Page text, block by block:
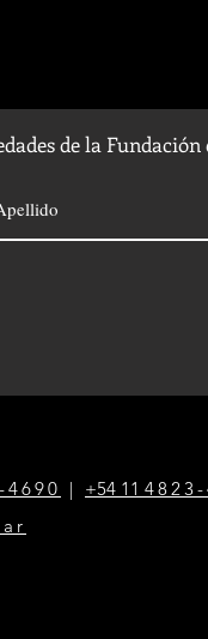
de la Fundación
4690 | +54 1 1 4823-